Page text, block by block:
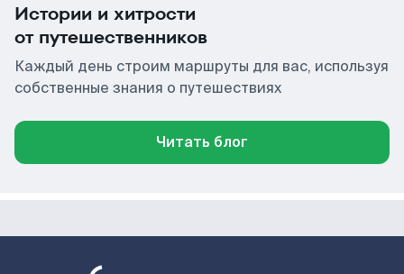
Истории и хитрости
от путешественников
Каждый день строим маршруты для вас, используя
собственные знания о путешествиях
Читать блог